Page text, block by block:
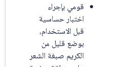
قومي بإجراء
اختبار حساسية
قبل الاستخدام،
بوضع قليل من
الكريم صبغة الشعر